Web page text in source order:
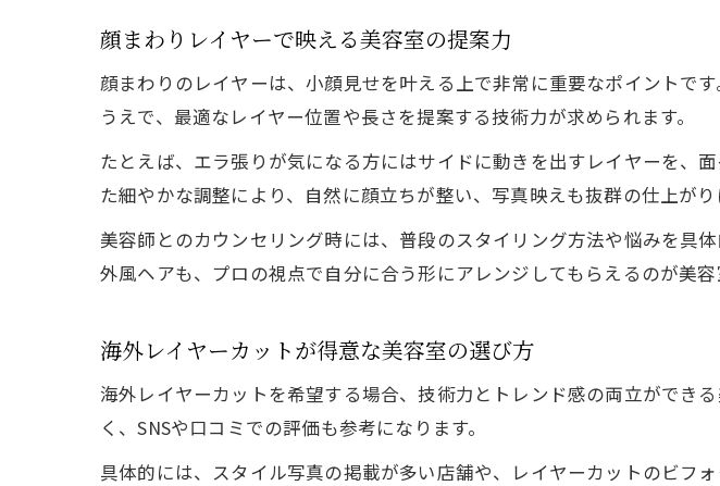
自然な動きが際立つ渋
美容室で叶う自然
海外ヘアに近づく
渋谷エリアで人気
美容室で提案され
美容室の技術で実
美容室選びで重視
美容室の技術で自
顔まわりレイヤーで映える美容室の提案力
顔まわりのレイヤーは、小顔見せを叶える上で非常に重要なポイントで
うえで、最適なレイヤー位置や長さを提案する技術力が求められます。
たとえば、エラ張りが気になる方にはサイドに動きを出すレイヤーを、
た細やかな調整により、自然に顔立ちが整い、写真映えも抜群の仕上がり
美容師とのカウンセリング時には、普段のスタイリング方法や悩みを具
外風ヘアも、プロの視点で自分に合う形にアレンジしてもらえるのが美容
海外レイヤーカットが得意な美容室の選び方
海外レイヤーカットを希望する場合、技術力とトレンド感の両立ができ
く、SNSや口コミでの評価も参考になります。
具体的には、スタイル写真の掲載が多い店舗や、レイヤーカットのビフ